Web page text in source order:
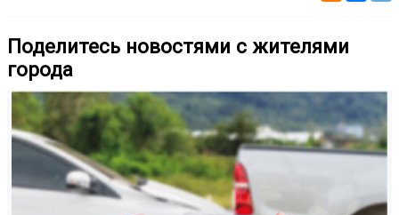
Поделитесь новостями с жителями
города